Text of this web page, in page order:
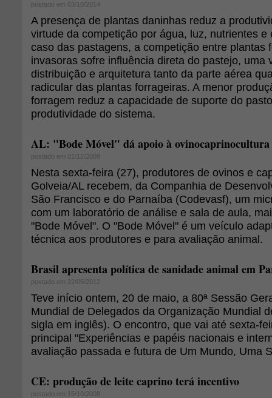
postado em 03/10/2014
A presença de plantas daninhas reduz a
virtude da competição por água, luz, nutrientes e
caso das pastagens, a competição entre plantas
invasoras sofre influência direta do pastejo, uma
distribuição e arquitetura tanto da parte aérea
radicular das plantas forrageiras. A menor
forragem reduz a capacidade de suporte do
produtividade do sistema.
AL: "Bode Móvel" dá apoio à ovinocaprinocultura
postado em 01/12/2009
Nesta sexta-feira (27), produtores de ovinos e
Golveia/AL recebem, da Companhia de
São Francisco e do Parnaíba (Codevasf), um
com um laboratório de análise e sala de aula,
"Bode Móvel". O "Bode Móvel" é um veículo
técnica aos produtores e para avaliação animal.
Brasil apresenta política de sanidade animal em
postado em 22/05/2012
Teve início ontem, 20 de maio, a 80ª Sessão
Mundial de Delegados da Organização Mundial
sigla em inglês). O encontro, que vai até sexta-
principal "Experiências e papéis nacionais e
avaliação passada e futura de Um Mundo, Uma
CE: produção de leite caprino terá incentivo
postado em 15/10/2008